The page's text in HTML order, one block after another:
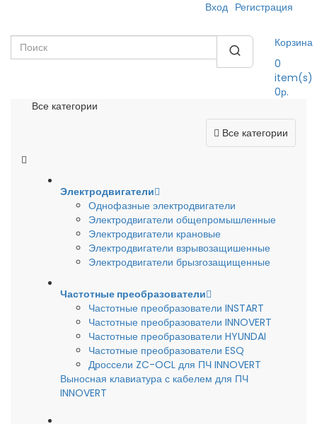
Вход Регистрация
Корзина
0
item(s)
0р.
Все категории
Все категории
Электродвигатели
Однофазные электродвигатели
Электродвигатели общепромышленные
Электродвигатели крановые
Электродвигатели взрывозащишенные
Электродвигатели брызгозащищенные
Частотные преобразователи
Частотные преобразователи INSTART
Частотные преобразователи INNOVERT
Частотные преобразователи HYUNDAI
Частотные преобразователи ESQ
Дроссели ZC-OCL для ПЧ INNOVERT
Выносная клавиатура с кабелем для ПЧ
INNOVERT